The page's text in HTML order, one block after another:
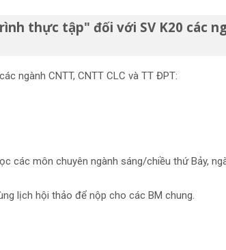
thực tập" đối với SV K20 các
ngành CNTT, CNTT CLC và TT ĐPT:
các môn chuyên ngành sáng/chiều thứ Bảy,
lịch hội thảo để nộp cho các BM chung.